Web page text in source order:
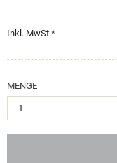
Inkl. MwSt.*
MENGE